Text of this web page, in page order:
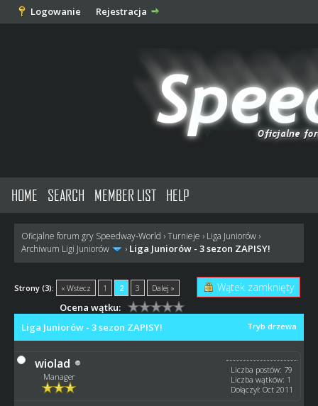
Logowanie Rejestracja
HOME SEARCH MEMBER LIST HELP
Oficjalne forum gry Speedway-World ›Turnieje › Liga Juniorów›
Archiwum Ligi Juniorów
› Liga Juniorów - 3 sezon ZAPISY!
Strony (3): « Wstecz 1 2 3 Dalej » Wątek zamknięty
Ocena wątku:
Tryb drzewa
Liga Juniorów - 3 sezon ZAPISY!
wiolad
Manager
Liczba postów: 79
Liczba wątków: 1
Dołączył: Oct 2011